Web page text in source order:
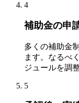
4
補助金の申
多くの補助金
ます。なるべ
ジュールを調
5